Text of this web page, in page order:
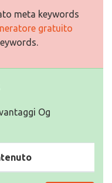
meta keywords
gratuito
Og